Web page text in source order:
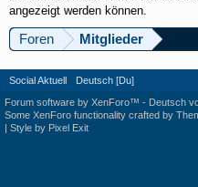
angezeigt werden können.
Foren Mitglieder
Social Aktuell Deutsch [Du]
Forum software by XenForo™ - Deutsch
Some XenForo functionality crafted by
| Style by Pixel Exit